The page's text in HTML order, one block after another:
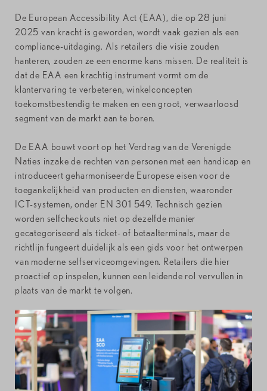
De European Accessibility Act (EAA), die op 28 juni
2025 van kracht is geworden, wordt vaak gezien als een
compliance-uitdaging. Als retailers die visie zouden
hanteren, zouden ze een enorme kans missen. De realiteit is
dat de EAA een krachtig instrument vormt om de
klantervaring te verbeteren, winkelconcepten
toekomstbestendig te maken en een groot, verwaarloosd
segment van de markt aan te boren.
De EAA bouwt voort op het Verdrag van de Verenigde
Naties inzake de rechten van personen met een handicap en
introduceert geharmoniseerde Europese eisen voor de
toegankelijkheid van producten en diensten, waaronder
ICT-systemen, onder EN 301 549. Technisch gezien
worden selfcheckouts niet op dezelfde manier
gecategoriseerd als ticket- of betaalterminals, maar de
richtlijn fungeert duidelijk als een gids voor het ontwerpen
van moderne selfserviceomgevingen. Retailers die hier
proactief op inspelen, kunnen een leidende rol vervullen in
plaats van de markt te volgen.